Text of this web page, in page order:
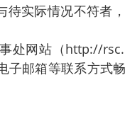
实际情况不符者
处网站（http://
子邮箱等联系方式